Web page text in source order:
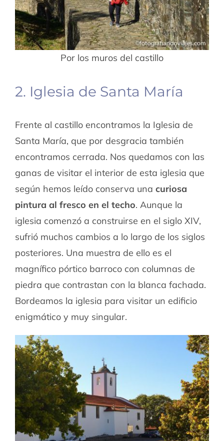
Por los muros del castillo
2. Iglesia de Santa María
Frente al castillo encontramos la Iglesia de
Santa María, que por desgracia también
encontramos cerrada. Nos quedamos con las
ganas de visitar el interior de esta iglesia que
según hemos leído conserva una curiosa
pintura al fresco en el techo. Aunque la
iglesia comenzó a construirse en el siglo XIV,
sufrió muchos cambios a lo largo de los siglos
posteriores. Una muestra de ello es el
magnífico pórtico barroco con columnas de
piedra que contrastan con la blanca fachada.
Bordeamos la iglesia para visitar un edificio
enigmático y muy singular.